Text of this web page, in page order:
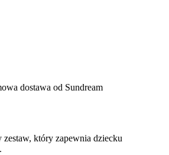
który zapewnia dziecku